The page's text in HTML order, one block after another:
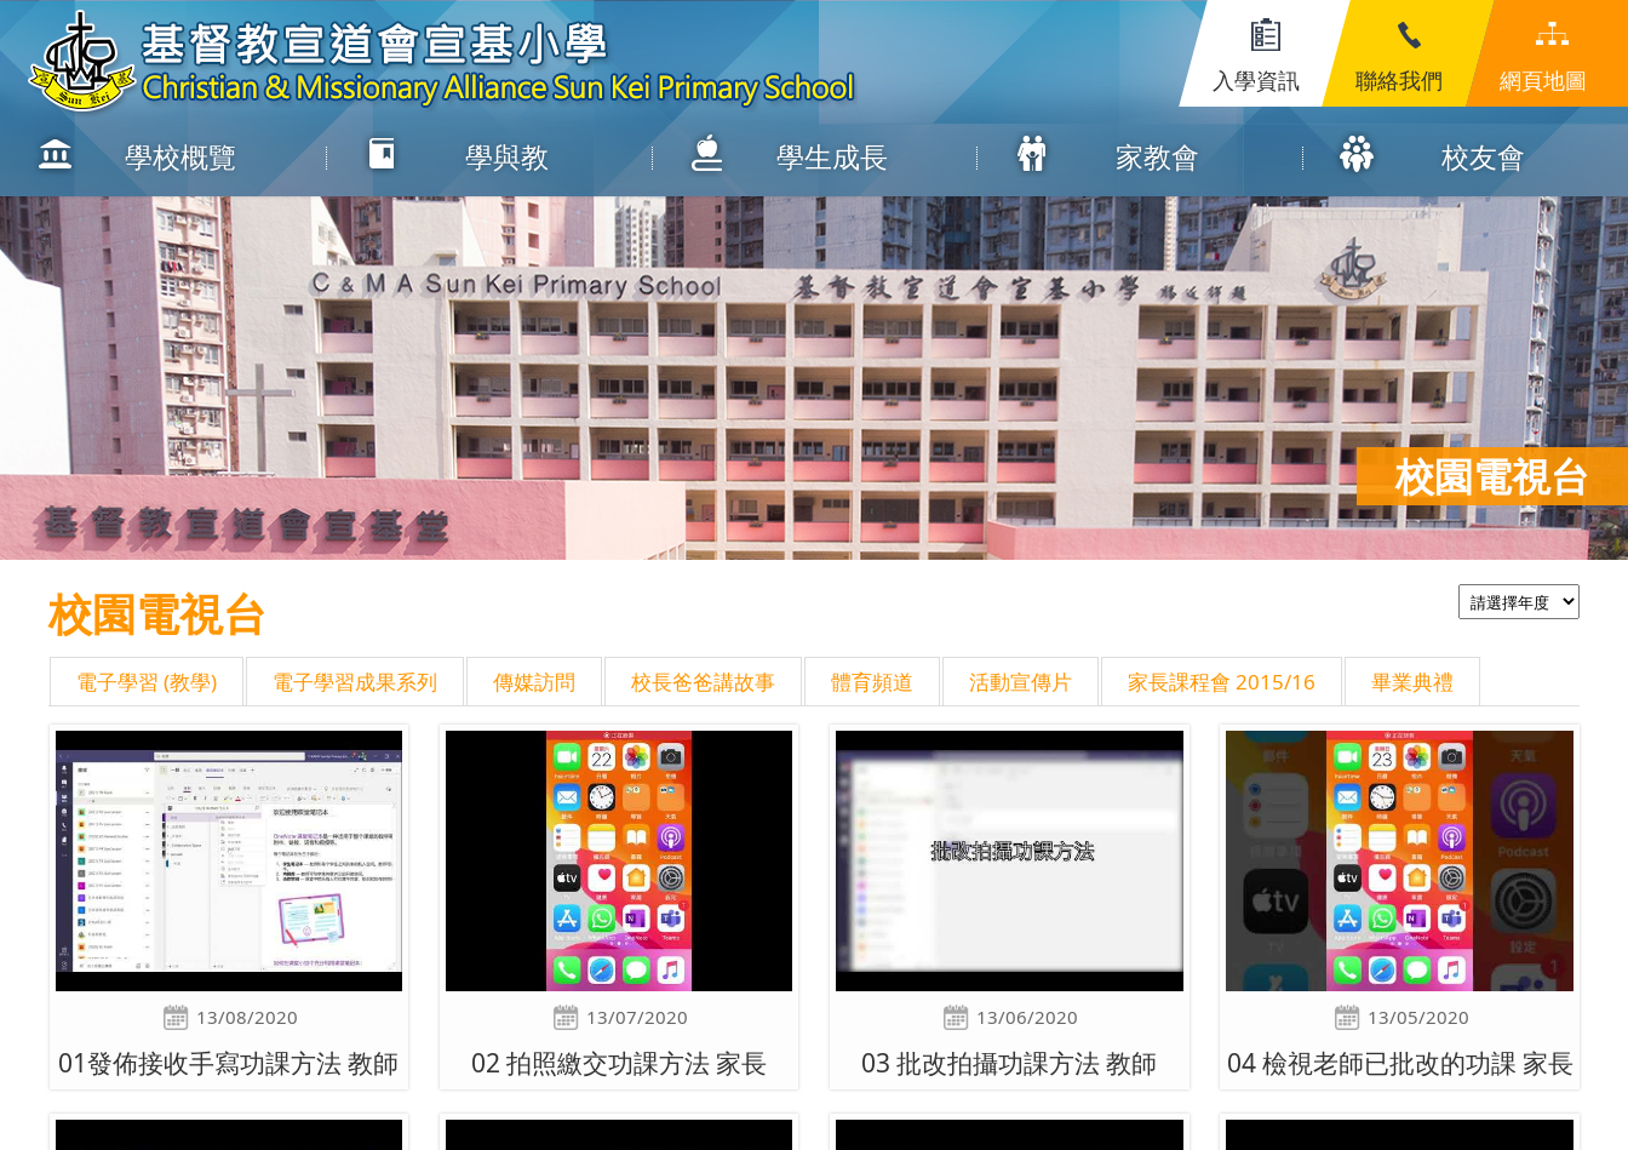
入學資訊 聯絡我們 網頁地圖
學校概覽 學與教 學生成長 家教會 校友會
校園電視台
校園電視台
電子學習 (教學) 電子學習成果系列 傳媒訪問 校長爸爸講故事 體育頻道 活動宣傳片 家長課程會 2015/16 畢業典禮
13/08/2020
01發佈接收手寫功課方法 教師
13/07/2020
02 拍照繳交功課方法 家長
13/06/2020
03 批改拍攝功課方法 教師
13/05/2020
04 檢視老師已批改的功課 家長